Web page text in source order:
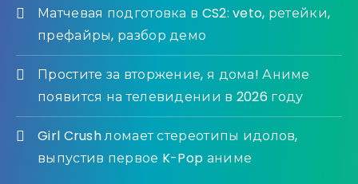
Матчевая подготовка в CS2: veto, ретейки,
префайры, разбор демо
Простите за вторжение, я дома! Аниме
появится на телевидении в 2026 году
Girl Crush ломает стереотипы идолов,
выпустив первое K-Pop аниме